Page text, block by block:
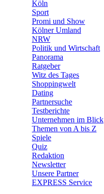
Köln
Sport
Promi und Show
Kölner Umland
NRW
Politik und Wirtschaft
Panorama
Ratgeber
Witz des Tages
Shoppingwelt
Dating
Partnersuche
Testberichte
Unternehmen im Blick
Themen von A bis Z
Spiele
Quiz
Redaktion
Newsletter
Unsere Partner
EXPRESS Service